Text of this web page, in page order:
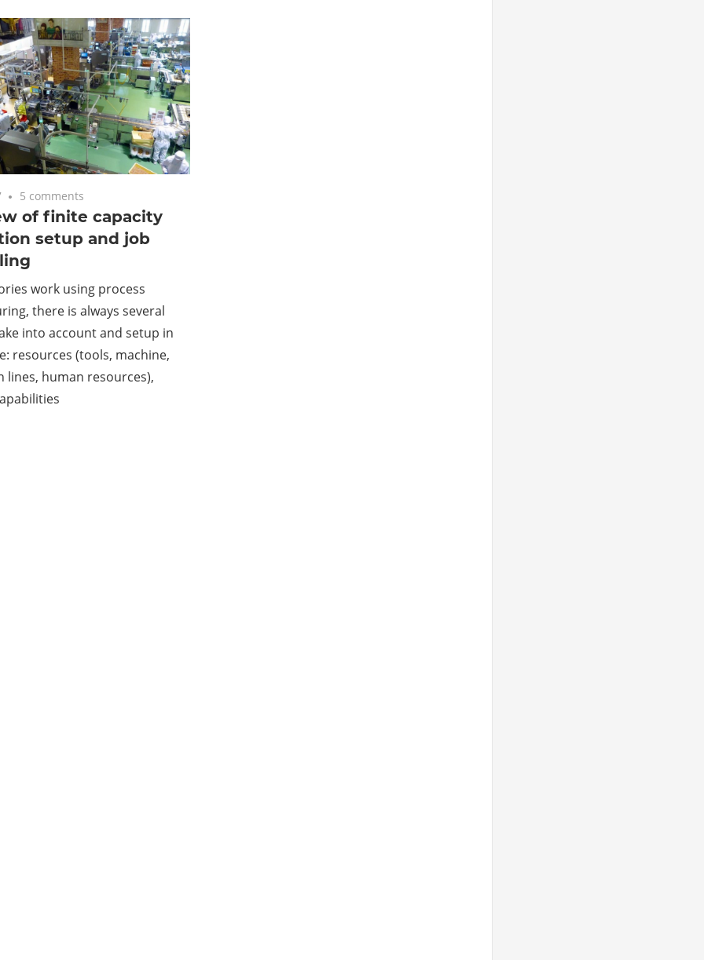
5 comments
of finite capacity
setup and job
work using process
there is always several
into account and setup in
resources (tools, machine,
lines, human resources),